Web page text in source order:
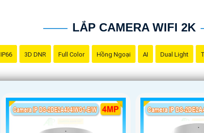
LẮP CAMERA WIFI 2K
IP66 3D DNR Full Color Hồng Ngoại AI Dual Light